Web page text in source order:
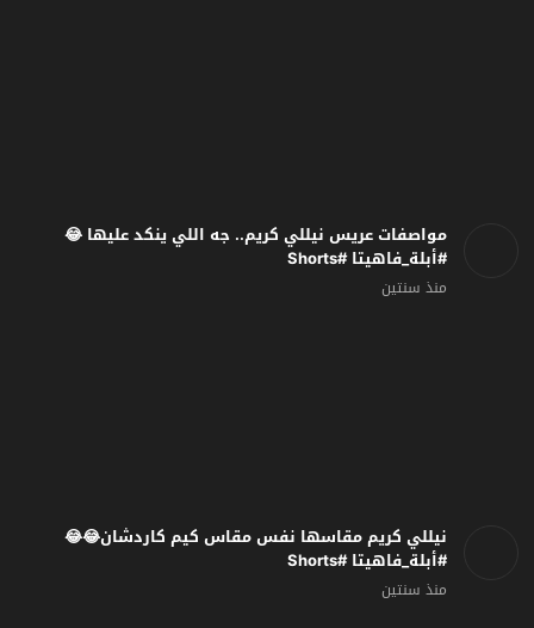
مواصفات عريس نيللي كريم.. جه اللي ينكد عليها 😂
#أبلة_فاهيتا #Shorts
منذ سنتين
نيللي كريم مقاسها نفس مقاس كيم كاردشان😂😂
#أبلة_فاهيتا #Shorts
منذ سنتين